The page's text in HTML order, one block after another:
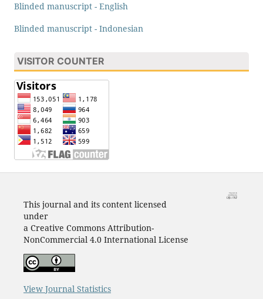
Blinded manuscript - English
Blinded manuscript - Indonesian
VISITOR COUNTER
This journal and its content licensed
under
a Creative Commons Attribution-
NonCommercial 4.0 International License
View Journal Statistics